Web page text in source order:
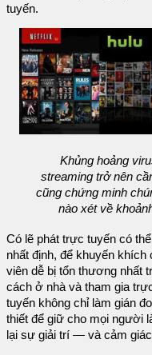
tuyến.
Khủng hoảng
streaming trở nên
cũng chứng minh
nào xét về
Có lẽ phát trực tuyến có
nhất định, để khuyến khích
viên dễ bị tổn thương nhất
cách ở nhà và tham gia
tuyến không chỉ làm gián
thiết để giữ cho mọi người
lại sự giải trí — và cảm